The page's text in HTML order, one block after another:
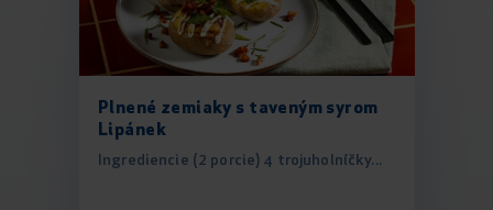
Plnené zemiaky s taveným syrom
Lipánek
Ingrediencie (2 porcie) 4 trojuholníčky...